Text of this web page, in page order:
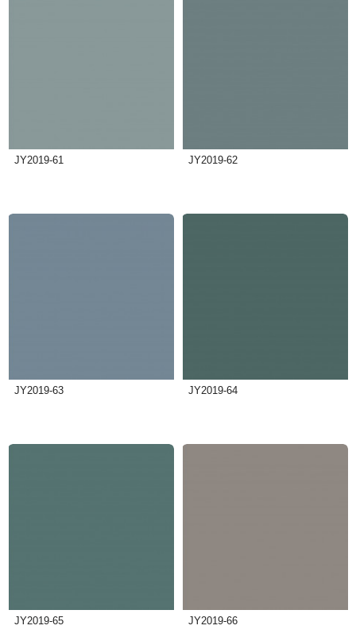
JY2019-61 JY2019-62
JY2019-63 JY2019-64
JY2019-65 JY2019-66